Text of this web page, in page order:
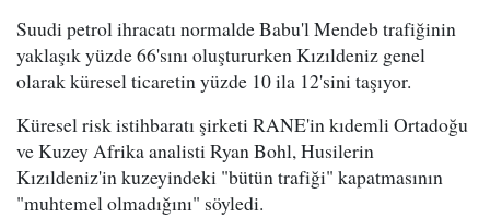
Suudi petrol ihracatı normalde Babu'l Mendeb trafiğinin
yaklaşık yüzde 66'sını oluştururken Kızıldeniz genel
olarak küresel ticaretin yüzde 10 ila 12'sini taşıyor.
Küresel risk istihbaratı şirketi RANE'in kıdemli Ortadoğu
ve Kuzey Afrika analisti Ryan Bohl, Husilerin
Kızıldeniz'in kuzeyindeki "bütün trafiği" kapatmasının
"muhtemel olmadığını" söyledi.